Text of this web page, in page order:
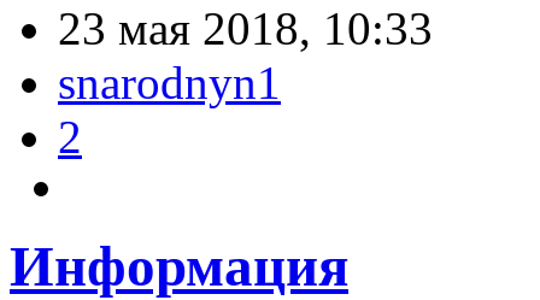
23 мая 2018, 10:33
snarodnyn1
2
Информация